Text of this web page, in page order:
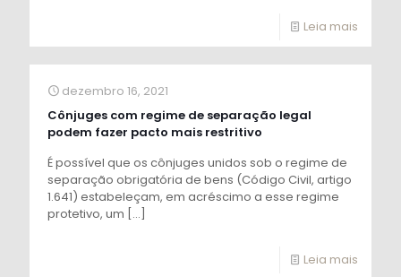
Leia mais
dezembro 16, 2021
Cônjuges com regime de separação legal
podem fazer pacto mais restritivo
É possível que os cônjuges unidos sob o regime de
separação obrigatória de bens (Código Civil, artigo
1.641) estabeleçam, em acréscimo a esse regime
protetivo, um […]
Leia mais